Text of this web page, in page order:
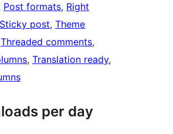
Post formats, Right
Sticky post, Theme
Threaded comments
, Translation ready
per day